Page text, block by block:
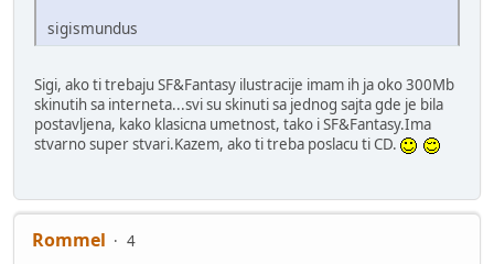
sigismundus
Sigi, ako ti trebaju SF&Fantasy ilustracije imam ih ja oko 300Mb
skinutih sa interneta...svi su skinuti sa jednog sajta gde je bila
postavljena, kako klasicna umetnost, tako i SF&Fantasy.Ima
stvarno super stvari.Kazem, ako ti treba poslacu ti CD.
Rommel
4